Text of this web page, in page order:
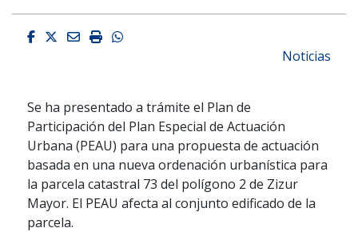
Facebook
Twitter
EmailImprimirWhatsapp
Noticias
Se ha presentado a trámite el Plan de
Participación del Plan Especial de Actuación
Urbana (PEAU) para una propuesta de actuación
basada en una nueva ordenación urbanística para
la parcela catastral 73 del polígono 2 de Zizur
Mayor. El PEAU afecta al conjunto edificado de la
parcela.